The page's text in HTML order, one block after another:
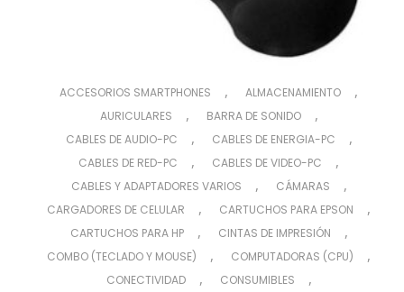
ACCESORIOS SMARTPHONES , ALMACENAMIENTO ,
AURICULARES , BARRA DE SONIDO ,
CABLES DE AUDIO-PC , CABLES DE ENERGIA-PC ,
CABLES DE RED-PC , CABLES DE VIDEO-PC ,
CABLES Y ADAPTADORES VARIOS , CÁMARAS ,
CARGADORES DE CELULAR , CARTUCHOS PARA EPSON ,
CARTUCHOS PARA HP , CINTAS DE IMPRESIÓN ,
COMBO (TECLADO Y MOUSE) , COMPUTADORAS (CPU) ,
CONECTIVIDAD , CONSUMIBLES ,